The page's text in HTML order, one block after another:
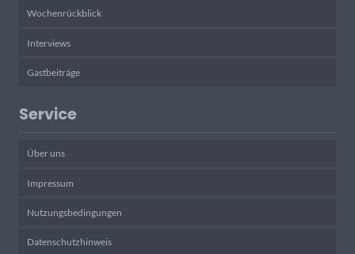
Wochenrückblick
Interviews
Gastbeiträge
Service
Über uns
Impressum
Nutzungsbedingungen
Datenschutzhinweis